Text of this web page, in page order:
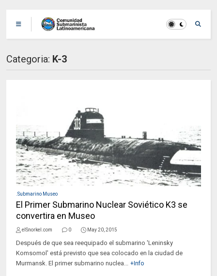
Categoria: K-3
.Submarino Museo
El Primer Submarino Nuclear Soviético K3 se
convertira en Museo
elSnorkel.com 0 May 20, 2015
Después de que sea reequipado el submarino 'Leninsky
Komsomol' está previsto que sea colocado en la ciudad de
Murmansk. El primer submarino nuclea... +Info